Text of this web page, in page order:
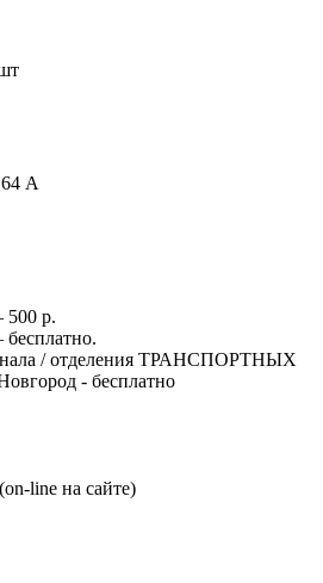
А
500 р.
бесплатно.
/ отделения ТРАНСПОРТНЫХ
- бесплатно
line на сайте)